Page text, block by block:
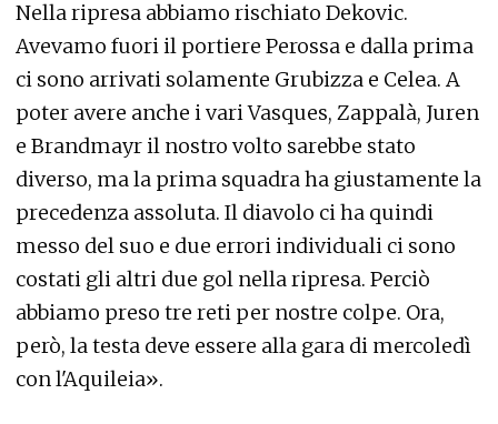
Nella ripresa abbiamo rischiato Dekovic.
Avevamo fuori il portiere Perossa e dalla prima
ci sono arrivati solamente Grubizza e Celea. A
poter avere anche i vari Vasques, Zappalà, Juren
e Brandmayr il nostro volto sarebbe stato
diverso, ma la prima squadra ha giustamente la
precedenza assoluta. Il diavolo ci ha quindi
messo del suo e due errori individuali ci sono
costati gli altri due gol nella ripresa. Perciò
abbiamo preso tre reti per nostre colpe. Ora,
però, la testa deve essere alla gara di mercoledì
con l'Aquileia».